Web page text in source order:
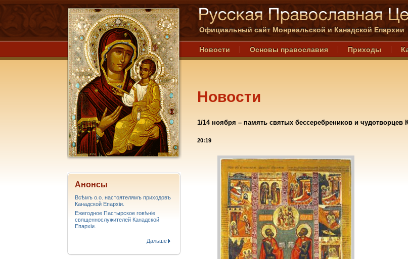
Официальный сайт Монреальской и Канадской Епархии
Новости Основы православия Приходы
Новости
1/14 ноября – память святых бессеребреников и
20:19
Анонсы
Всѣмъ о.о. настоятелямъ приходовъ
Канадской Епархiи.
Ежегодное Пастырское говѣніе
священнослужителей Канадской
Епархіи.
Дальше